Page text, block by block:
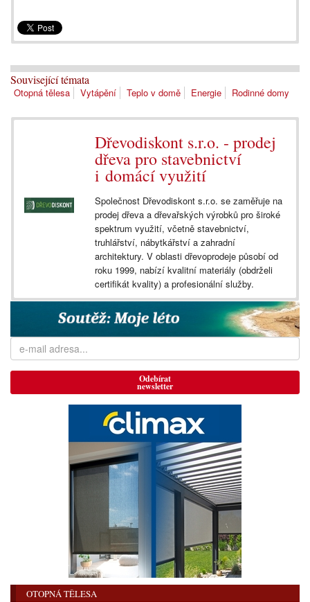
Související témata
Otopná tělesa Vytápění Teplo v domě Energie Rodinné domy
Dřevodiskont s.r.o. - prodej
dřeva pro stavebnictví
i domácí využití
Společnost Dřevodiskont s.r.o. se zaměřuje na
prodej dřeva a dřevařských výrobků pro široké
spektrum využití, včetně stavebnictví,
truhlářství, nábytkářství a zahradní
architektury. V oblasti dřevoprodeje působí od
roku 1999, nabízí kvalitní materiály (obdrželi
certifikát kvality) a profesionální služby.
Odebírat
newsletter
OTOPNÁ TĚLESA